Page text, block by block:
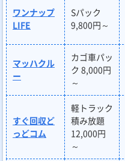
ワンナップ
LIFE
Sパック
9,800円～
マッハクル
ー
カゴ車パッ
ク 8,000円
～
すぐ回収ど
っどコム
軽トラック
積み放題
12,000円
～